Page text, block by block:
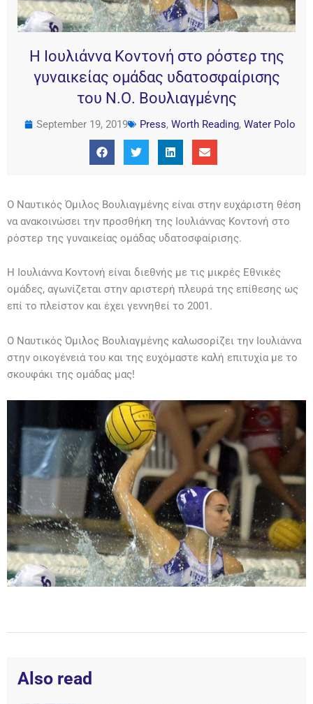
Η Ιουλιάννα Κοντονή στο ρόστερ της
γυναικείας ομάδας υδατοσφαίρισης
του Ν.Ο. Βουλιαγμένης
September 19, 2019 Press, Worth Reading, Water Polo
Ο Ναυτικός Όμιλος Βουλιαγμένης είναι στην ευχάριστη θέση
να ανακοινώσει την προσθήκη της Ιουλιάννας Κοντονή στο
ρόστερ της γυναικείας ομάδας υδατοσφαίρισης.
Η Ιουλιάννα Κοντονή είναι διεθνής με τις μικρές Εθνικές
ομάδες, αγωνίζεται στην αριστερή πλευρά της επίθεσης ως
επί το πλείστον και έχει γεννηθεί το 2001.
Ο Ναυτικός Όμιλος Βουλιαγμένης καλωσορίζει την Ιουλιάννα
στην οικογένειά του και της ευχόμαστε καλή επιτυχία με το
σκουφάκι της ομάδας μας!
Also read